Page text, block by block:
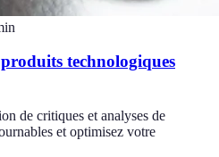
technologiques
de critiques et analyses de
et optimisez votre